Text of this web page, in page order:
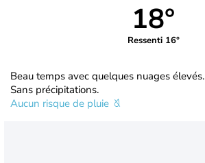
18°
Ressenti 16°
Beau temps avec quelques nuages élevés.
Sans précipitations.
Aucun risque de pluie